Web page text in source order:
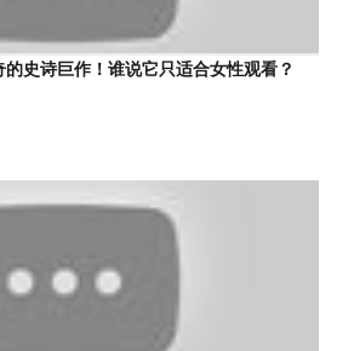
的史诗巨作！谁说它只适合女性观看？